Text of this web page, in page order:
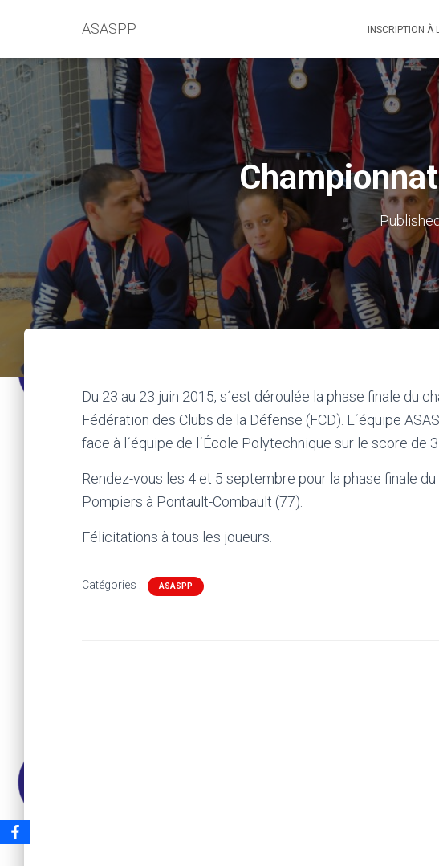
ASASPP INSCRIPTION À
Du 23 au 23 juin 2015, s´est déroulée la phase finale du
Fédération des Clubs de la Défense (FCD). L´équipe
face à l´équipe de l´École Polytechnique sur le score de
Rendez-vous les 4 et 5 septembre pour la phase finale
Pompiers à Pontault-Combault (77).
Félicitations à tous les joueurs.
Catégories : ASASPP